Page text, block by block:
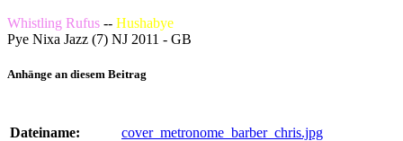
Whistling Rufus -- Hushabye
Pye Nixa Jazz (7) NJ 2011 - GB
Anhänge an diesem Beitrag
Dateiname:
cover_metronome_barber_chris.jpg